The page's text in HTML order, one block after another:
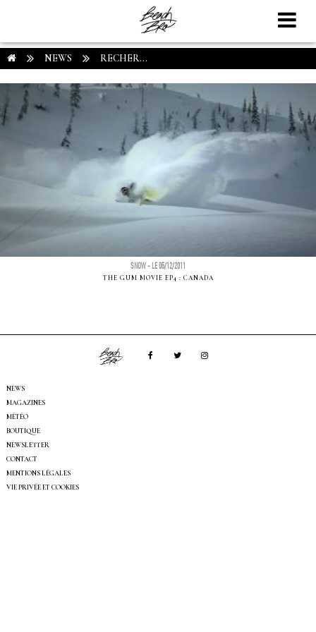
NEWS RECHER...
SNOW - LE 05/12/2011
THE GUM MOVIE EP4 : CANADA
NEWS
MAGAZINES
MÉTÉO
BOUTIQUE
NEWSLETTER
CONTACT
MENTIONS LÉGALES
VIE PRIVÉE ET COOKIES